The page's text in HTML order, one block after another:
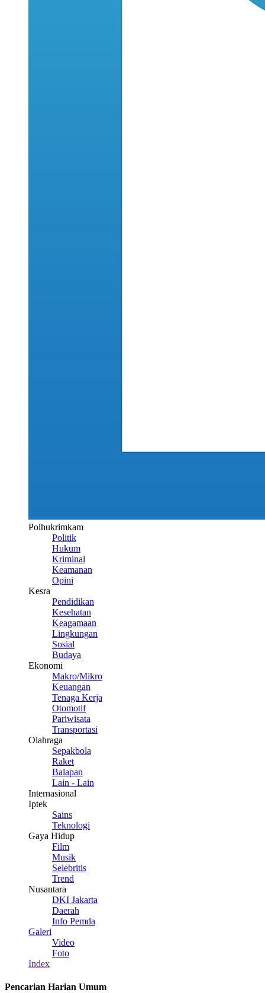
Polhukrimkam
Politik
Hukum
Kriminal
Keamanan
Opini
Kesra
Pendidikan
Kesehatan
Keagamaan
Lingkungan
Sosial
Budaya
Ekonomi
Makro/Mikro
Keuangan
Tenaga Kerja
Otomotif
Pariwisata
Transportasi
Olahraga
Sepakbola
Raket
Balapan
Lain - Lain
Internasional
Iptek
Sains
Teknologi
Gaya Hidup
Film
Musik
Selebritis
Trend
Nusantara
DKI Jakarta
Daerah
Info Pemda
Galeri
Video
Foto
Index
Pencarian Harian Umum